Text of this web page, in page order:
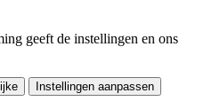
geeft de instellingen en ons
Instellingen aanpassen